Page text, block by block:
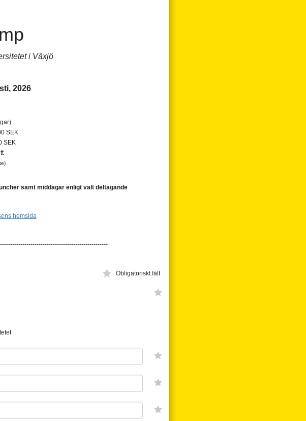
i Växjö
2026
SEK
SEK
samt middagar enligt valt deltagande
hemsida
Obligatoriskt fält